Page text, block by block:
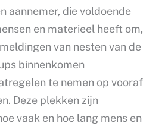
aannemer, die voldoende
en materieel heeft om,
van nesten van de
binnenkomen
te nemen op vooraf
Deze plekken zijn
vaak en hoe lang mens en